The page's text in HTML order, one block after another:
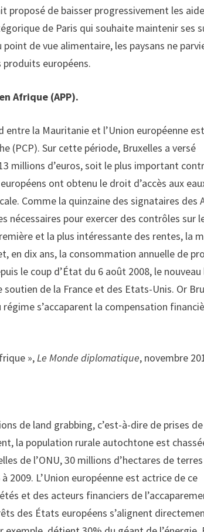
proposé de baisser progressivement les
de Paris qui souhaite maintenir ses
de vue alimentaire, les paysans ne
européens.
Afrique (APP).
la Mauritanie et l’Union européenne
(PCP). Sur cette période, Bruxelles a versé
millions d’euros, soit le plus important
ont obtenu le droit d’accès aux
Comme la quinzaine des signataires des
nécessaires pour exercer des contrôles sur
et la plus intéressante des rentes, la
en dix ans, la consommation annuelle de
le coup d’État du 6 août 2008, le
de la France et des Etats-Unis. Or
s’accaparent la compensation
»,Le Monde diplomatique, novembre
de land grabbing, c’est-à-dire de prises
la population rurale autochtone est
de l’ONU, 30 millions d’hectares de
2009. L’Union européenne est actrice de ce
et des acteurs financiers de
des États européens s’alignent